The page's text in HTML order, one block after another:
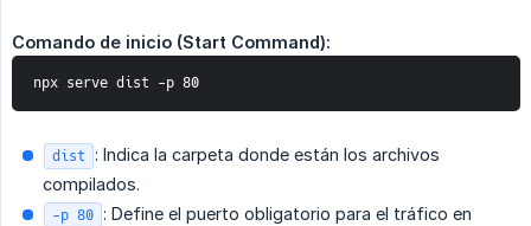
Comando de inicio (Start Command):
npx serve dist -p 80
dist : Indica la carpeta donde están los archivos
compilados.
-p 80 : Define el puerto obligatorio para el tráfico en